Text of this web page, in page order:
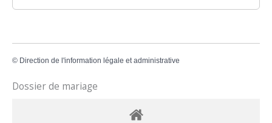
© Direction de l'information légale et administrative
Dossier de mariage